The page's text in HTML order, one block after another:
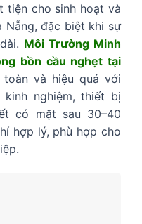
tiện cho sinh hoạt và
Nẵng, đặc biệt khi sự
Môi Trường Minh
bồn cầu nghẹt tại
và hiệu quả với
nghiệm, thiết bị
có mặt sau 30–40
hợp lý, phù hợp cho